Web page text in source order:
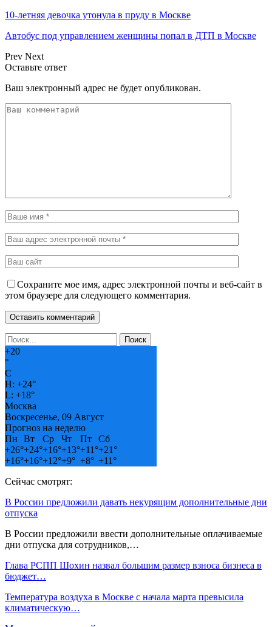
10-летняя девочка утонула в пруду в Москве
Автобус под управлением женщины попал в ДТП в Москве
Prev Next
Оставьте ответ
Ваш электронный адрес не будет опубликован.
Сохраните мое имя, адрес электронной почты и веб-сайт в
этом браузере для следующего комментария.
+20
°
C
H: +24°
L: +18°
Москва
Воскресенье, 09 Август
Прогноз на неделю
Пн
Вт Ср Чт Пт
Сб
+26°+24°+16°+13°+11°+21°
+16°+16°+12°+9° +8° +11°
Сейчас смотрят:
В России предложили давать некурящим дополнительные дни
отпуска
В России предложили ввести дополнительные оплачиваемые
дни отпуска для сотрудников,…
Глава РСПП Шохин назвал большим размер взноса бизнеса в
бюджет…
Температура воздуха в Москве с начала марта превысила
климатическую…